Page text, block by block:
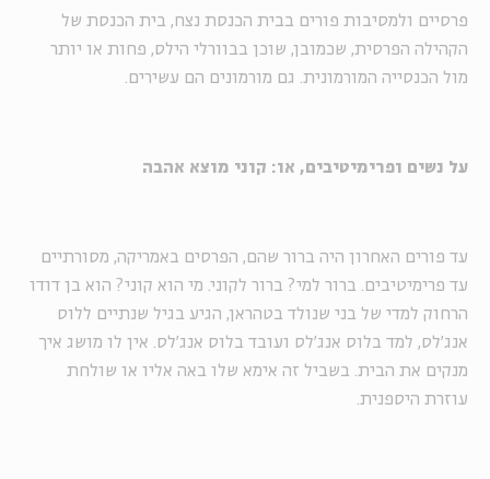
פרסיים ולמסיבות פורים בבית הכנסת נצח, בית הכנסת של
הקהילה הפרסית, שכמובן, שוכן בבוורלי הילס, פחות או יותר
מול הכנסייה המורמונית. גם מורמונים הם עשירים.
על נשים ופרימיטיבים, או: קוני מוצא אהבה
עד פורים האחרון היה ברור שהם, הפרסים באמריקה, מסורתיים
עד פרימיטיבים. ברור למי? ברור לקוני. מי הוא קוני? הוא בן דודו
הרחוק למדי של בני שנולד בטהראן, הגיע בגיל שנתיים ללוס
אנג'לס, למד בלוס אנג'לס ועובד בלוס אנג'לס. אין לו מושג איך
מנקים את הבית. בשביל זה אימא שלו באה אליו או שולחת
עוזרת היספנית.